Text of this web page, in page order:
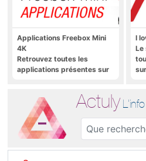
Applications Freebox Mini
4K
Retrouvez toutes les
applications présentes sur
I
Le
Actuly